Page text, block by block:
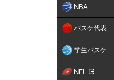
NBA
バスケ代表
学生バスケ
NFL